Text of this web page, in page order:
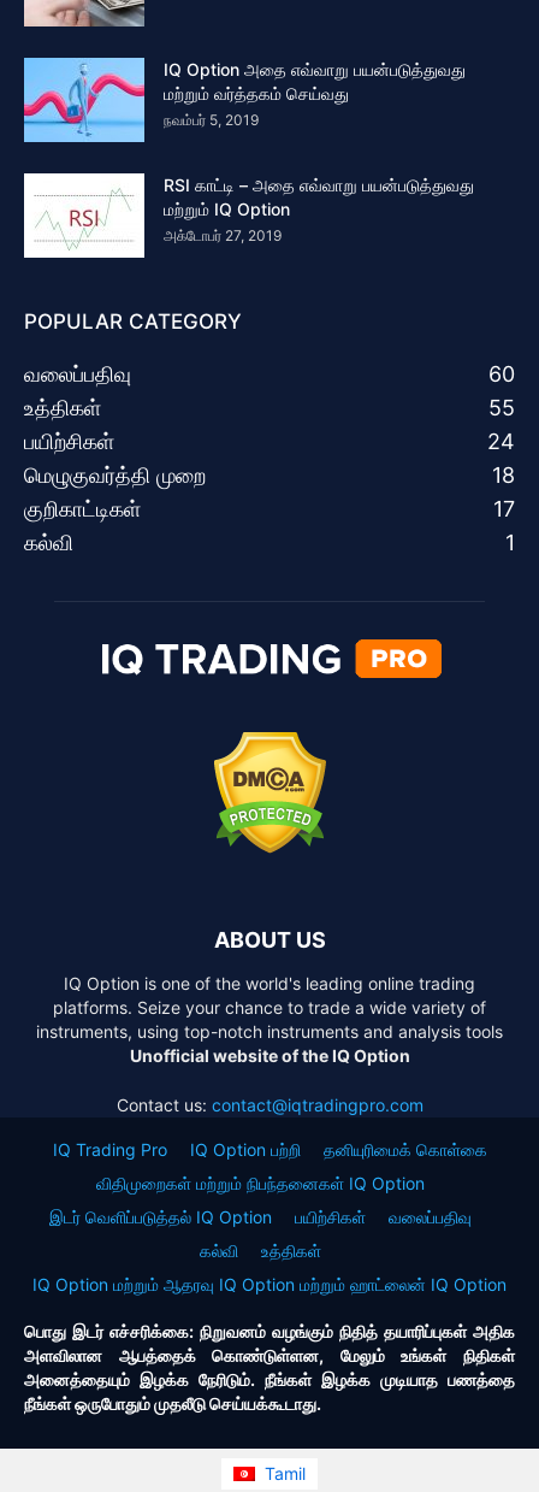
IQ Option அதை எவ்வாறு பயன்படுத்துவது
மற்றும் வர்த்தகம் செய்வது
நவம்பர் 5, 2019
RSI காட்டி – அதை எவ்வாறு பயன்படுத்துவது
மற்றும் IQ Option
அக்டோபர் 27, 2019
POPULAR CATEGORY
வலைப்பதிவு
60
உத்திகள்
55
பயிற்சிகள்
24
மெழுகுவர்த்தி முறை
18
குறிகாட்டிகள்
17
கல்வி
1
ABOUT US
IQ Option is one of the world's leading online trading
platforms. Seize your chance to trade a wide variety of
instruments, using top-notch instruments and analysis tools
Unofficial website of the IQ Option
Contact us: contact@iqtradingpro.com
IQ Trading Pro IQ Option பற்றி
தனியுரிமைக் கொள்கை
விதிமுறைகள் மற்றும் நிபந்தனைகள் IQ Option
இடர் வெளிப்படுத்தல் IQ Option
பயிற்சிகள்
வலைப்பதிவு
கல்வி
உத்திகள்
IQ Option மற்றும் ஆதரவு IQ Option மற்றும் ஹாட்லைன் IQ Option
பொது இடர் எச்சரிக்கை: நிறுவனம் வழங்கும் நிதித் தயாரிப்புகள் அதிக
அளவிலான ஆபத்தைக் கொண்டுள்ளன, மேலும் உங்கள் நிதிகள்
அனைத்தையும் இழக்க நேரிடும். நீங்கள் இழக்க முடியாத பணத்தை
நீங்கள் ஒருபோதும் முதலீடு செய்யக்கூடாது.
Tamil